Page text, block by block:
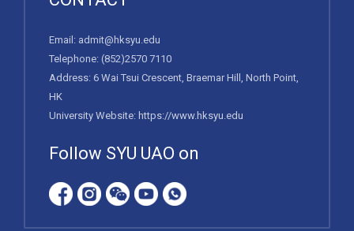
Email: admit@hksyu.edu
Telephone: (852)2570 7110
Address: 6 Wai Tsui Crescent, Braemar Hill, North Point,
HK
University Website: https://www.hksyu.edu
Follow SYU UAO on